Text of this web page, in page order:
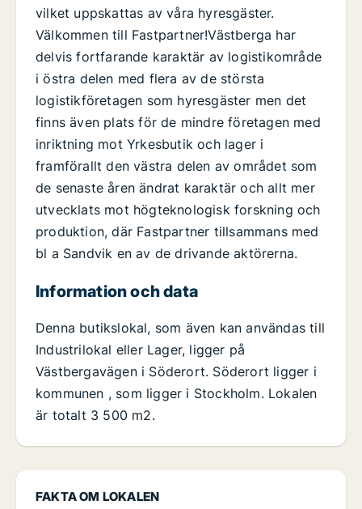
FAKTA OM LOKALEN
vilket uppskattas av våra hyresgäster.
Välkommen till Fastpartner!Västberga har
delvis fortfarande karaktär av logistikområde
i östra delen med flera av de största
logistikföretagen som hyresgäster men det
finns även plats för de mindre företagen med
inriktning mot Yrkesbutik och lager i
framförallt den västra delen av området som
de senaste åren ändrat karaktär och allt mer
utvecklats mot högteknologisk forskning och
produktion, där Fastpartner tillsammans med
bl a Sandvik en av de drivande aktörerna.
Information och data
Denna butikslokal, som även kan användas till
Industrilokal eller Lager, ligger på
Västbergavägen i Söderort. Söderort ligger i
kommunen , som ligger i Stockholm. Lokalen
är totalt 3 500 m2.